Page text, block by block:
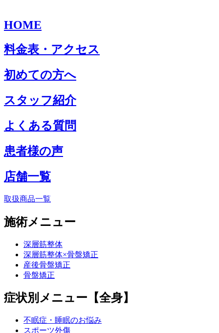
HOME
料金表・アクセス
初めての方へ
スタッフ紹介
よくある質問
患者様の声
店舗一覧
取扱商品一覧
施術メニュー
深層筋整体
深層筋整体×骨盤矯正
産後骨盤矯正
骨盤矯正
症状別メニュー【全身】
不眠症・睡眠のお悩み
スポーツ外傷